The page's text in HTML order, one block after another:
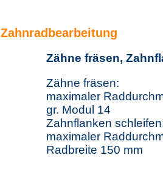
Zahnradbearbeitung
Zähne fräsen,
Zähne fräsen:
maximaler
gr. Modul 14
Zahnflanken
maximaler
Radbreite 150 mm